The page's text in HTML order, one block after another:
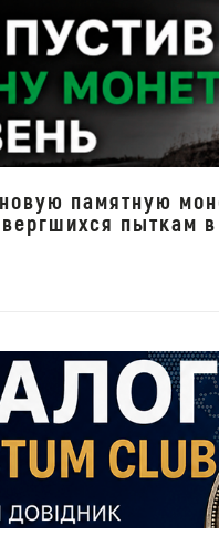
памятную
пыткам